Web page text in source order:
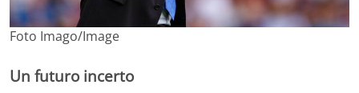
Foto Imago/Image
Un futuro incerto